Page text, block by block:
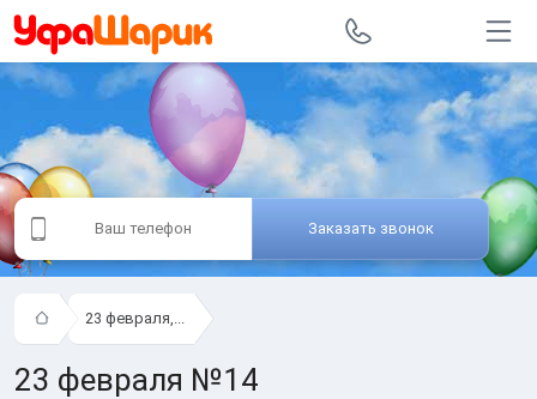
Заказать звонок
23 февраля,...
23 февраля №14